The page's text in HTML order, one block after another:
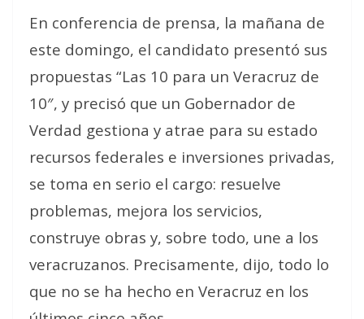
En conferencia de prensa, la mañana de
este domingo, el candidato presentó sus
propuestas “Las 10 para un Veracruz de
10″, y precisó que un Gobernador de
Verdad gestiona y atrae para su estado
recursos federales e inversiones privadas,
se toma en serio el cargo: resuelve
problemas, mejora los servicios,
construye obras y, sobre todo, une a los
veracruzanos. Precisamente, dijo, todo lo
que no se ha hecho en Veracruz en los